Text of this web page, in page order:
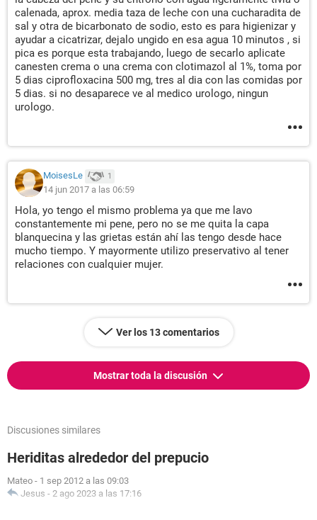
calenada, aprox. media taza de leche con una cucharadita de
sal y otra de bicarbonato de sodio, esto es para higienizar y
ayudar a cicatrizar, dejalo ungido en esa agua 10 minutos , si
pica es porque esta trabajando, luego de secarlo aplicate
canesten crema o una crema con clotimazol al 1%, toma por
5 dias ciprofloxacina 500 mg, tres al dia con las comidas por
5 dias. si no desaparece ve al medico urologo, ningun
urologo.
MoisesLe 1
14 jun 2017 a las 06:59
Hola, yo tengo el mismo problema ya que me lavo
constantemente mi pene, pero no se me quita la capa
blanquecina y las grietas están ahí las tengo desde hace
mucho tiempo. Y mayormente utilizo preservativo al tener
relaciones con cualquier mujer.
Ver los 13 comentarios
Mostrar toda la discusión
Discusiones similares
Heriditas alrededor del prepucio
Mateo - 1 sep 2012 a las 09:03
Jesus - 2 ago 2023 a las 17:16